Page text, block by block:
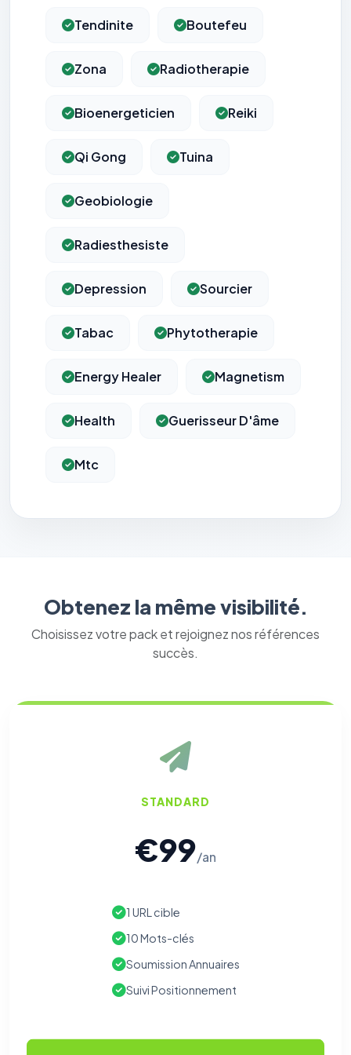
Tendinite Boutefeu
Zona Radiotherapie
Bioenergeticien Reiki
Qi Gong Tuina
Geobiologie
Radiesthesiste
Depression Sourcier
Tabac Phytotherapie
Energy Healer Magnetism
Health Guerisseur D'âme
Mtc
Obtenez la même visibilité.
Choisissez votre pack et rejoignez nos références
succès.
STANDARD
€99/an
1 URL cible
10 Mots-clés
Soumission Annuaires
Suivi Positionnement